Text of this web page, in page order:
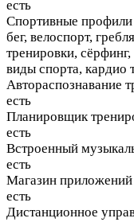
есть
Спортивные профили
бег, велоспорт,
тренировки,
виды спорта, кардио
Автораспознавание
есть
Планировщик
есть
Встроенный
есть
Магазин приложений
есть
Дистанционное